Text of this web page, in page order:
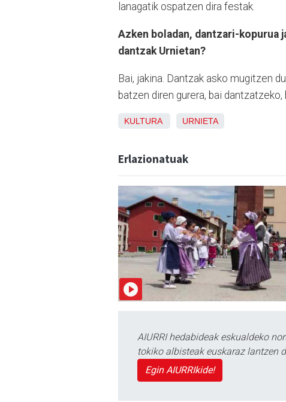
lanagatik ospatzen dira festak.
Azken boladan, dantzari-kopurua
dantzak Urnietan?
Bai, jakina. Dantzak asko mugitzen
batzen diren gurera, bai
KULTURA URNIETA
Erlazionatuak
AIURRI hedabideak eskualdeko
tokiko albisteak euskaraz lantzen
Egin AIURRIkide!